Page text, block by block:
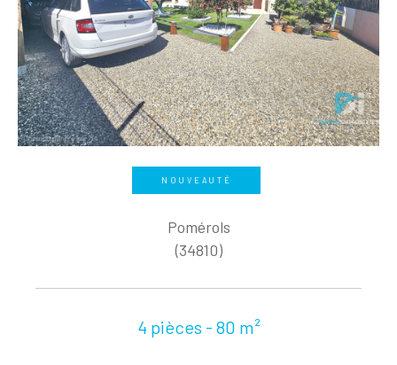
NOUVEAUTÉ
Pomérols
(34810)
4 pièces - 80 m²